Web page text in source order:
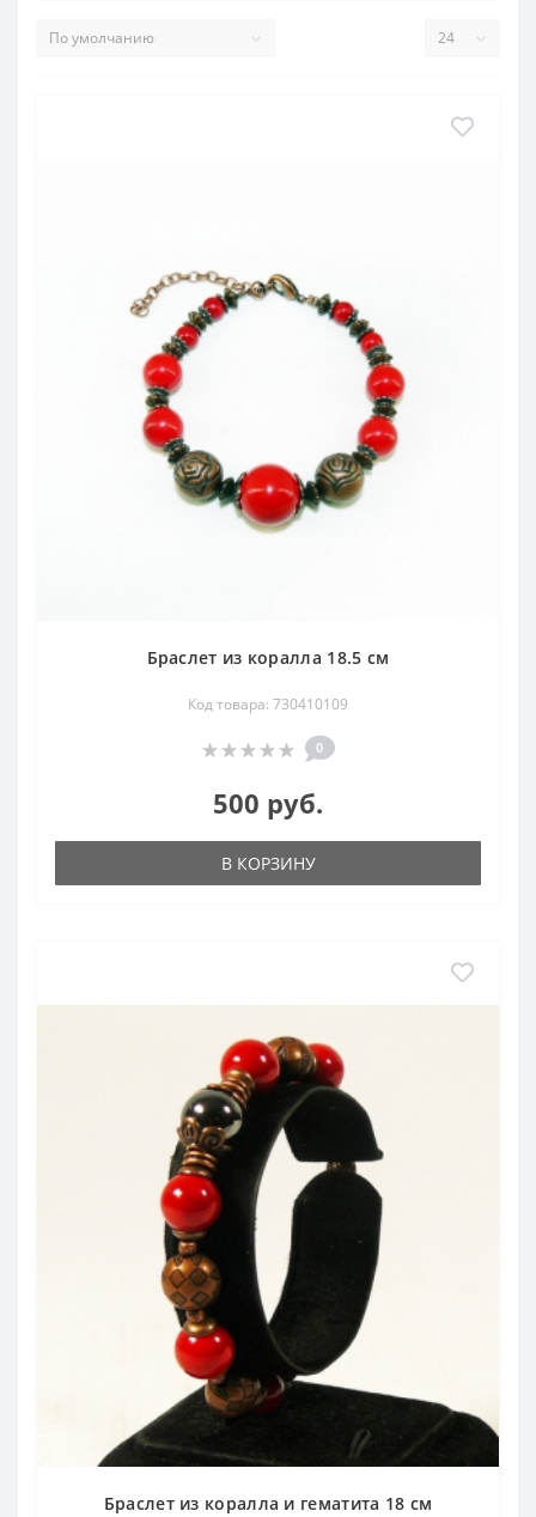
Браслет из коралла 18.5 см
Код товара: 730410109
0
500 руб.
В КОРЗИНУ
Браслет из коралла и гематита 18 см